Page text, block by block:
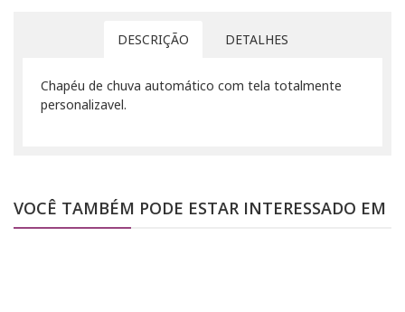
DESCRIÇÃO DETALHES
Chapéu de chuva automático com tela totalmente
personalizavel.
VOCÊ TAMBÉM PODE ESTAR INTERESSADO EM